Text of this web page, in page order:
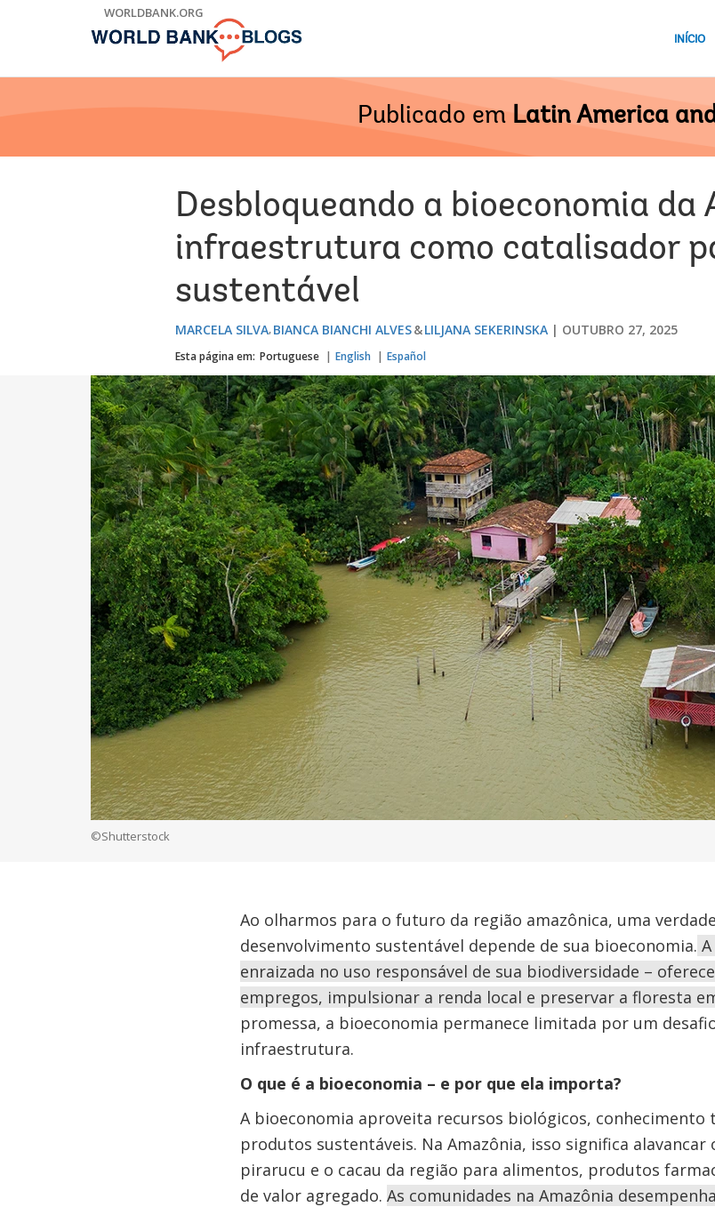
WORLDBANK.ORG
INÍCIO
Publicado em Latin America
Desbloqueando a bioeconomia da
infraestrutura como catalisador
sustentável
MARCELA SILVA BIANCA BIANCHI ALVES LILJANA SEKERINSKA OUTUBRO 27, 2025
Esta página em: Portuguese English Español
©Shutterstock
Ao olharmos para o futuro da região amazônica, uma
desenvolvimento sustentável depende de sua bioeconomia.
enraizada no uso responsável de sua biodiversidade –
empregos, impulsionar a renda local e preservar a floresta
promessa, a bioeconomia permanece limitada por um
infraestrutura.
O que é a bioeconomia – e por que ela importa?
A bioeconomia aproveita recursos biológicos, conhecimento
produtos sustentáveis. Na Amazônia, isso significa alavancar
pirarucu e o cacau da região para alimentos, produtos
de valor agregado. As comunidades na Amazônia